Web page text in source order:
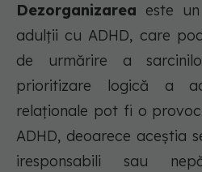
Dezorganizarea este un
adulții cu ADHD, care
de urmărire a
prioritizare logică a
relaționale pot fi o
ADHD, deoarece aceștia
iresponsabili sau